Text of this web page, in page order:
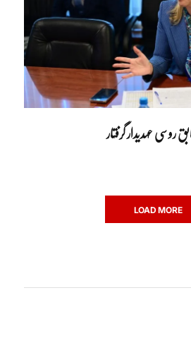
روسی عہدیدار گرفتار
LOAD MORE